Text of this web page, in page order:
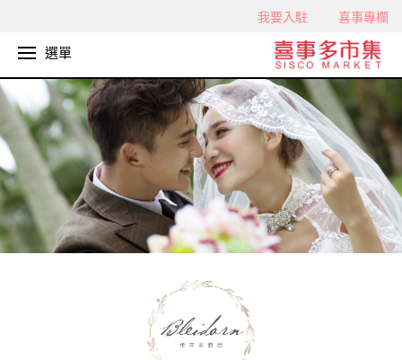
我要入駐 喜事專欄
選單